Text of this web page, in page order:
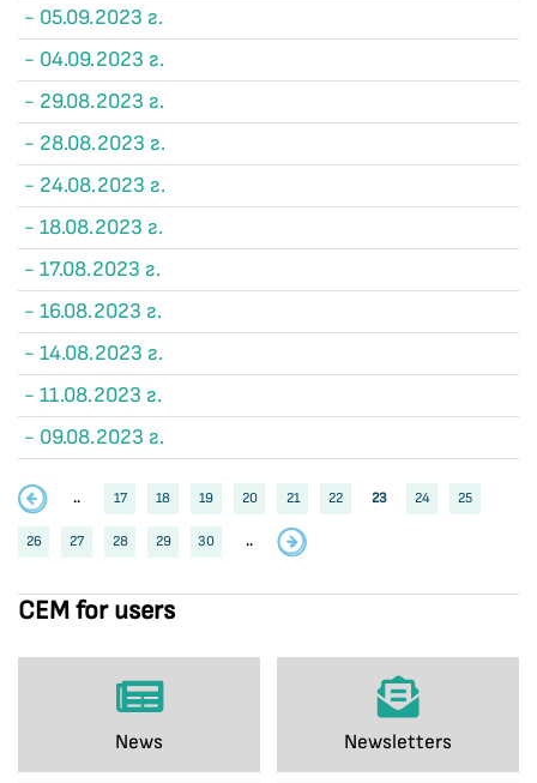
CEM for users
News Newsletters
- 05.09.2023 г.
- 04.09.2023 г.
- 29.08.2023 г.
- 28.08.2023 г.
- 24.08.2023 г.
- 18.08.2023 г.
- 17.08.2023 г.
- 16.08.2023 г.
- 14.08.2023 г.
- 11.08.2023 г.
- 09.08.2023 г.
.. 17 18 19 20 21 22 23 24 25
26 27 28 29 30 ..